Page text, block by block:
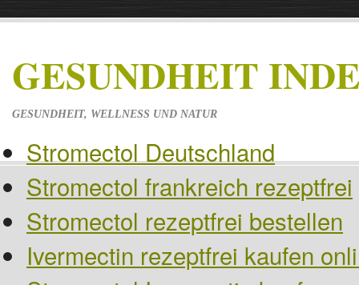
GESUNDHEIT
GESUNDHEIT, WELLNESS UND NATUR
Stromectol Deutschland
Stromectol frankreich rezeptfrei
Stromectol rezeptfrei bestellen
Ivermectin rezeptfrei kaufen